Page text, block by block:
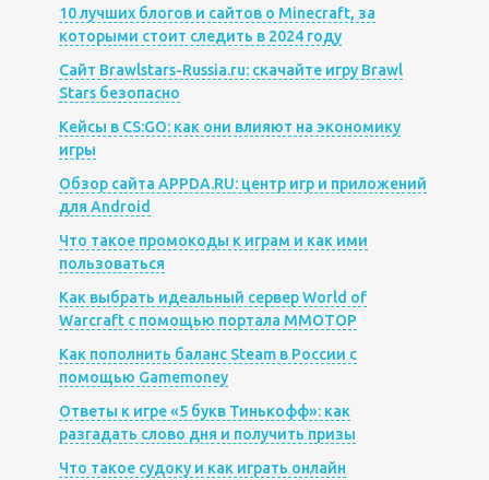
10 лучших блогов и сайтов о Minecraft, за
которыми стоит следить в 2024 году
Сайт Brawlstars-Russia.ru: скачайте игру Brawl
Stars безопасно
Кейсы в CS:GO: как они влияют на экономику
игры
Обзор сайта APPDA.RU: центр игр и приложений
для Android
Что такое промокоды к играм и как ими
пользоваться
Как выбрать идеальный сервер World of
Warcraft с помощью портала MMOTOP
Как пополнить баланс Steam в России с
помощью Gamemoney
Ответы к игре «5 букв Тинькофф»: как
разгадать слово дня и получить призы
Что такое судоку и как играть онлайн